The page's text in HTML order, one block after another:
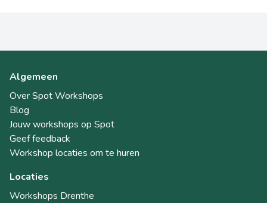
Algemeen
Over Spot Workshops
Blog
Jouw workshops op Spot
Geef feedback
Workshop locaties om te huren
Locaties
Workshops Drenthe